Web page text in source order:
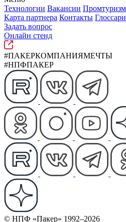
Технологии Вакансии Промтуризм
Карта партнера Контакты
Задать вопрос
Онлайн стенд
#ПАКЕРКОМПАНИЯМЕЧТЫ
#НПФПАКЕР
© НПФ «Пакер» 1992–2026